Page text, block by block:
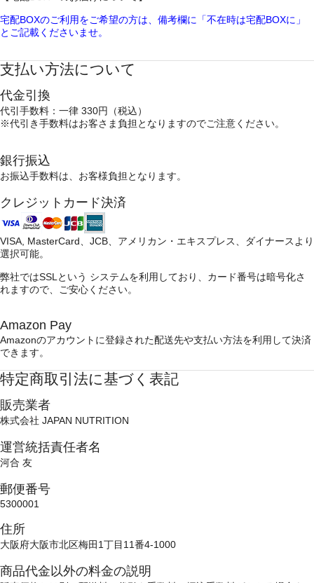
宅配BOXのご利用をご希望の方は、備考欄に「不在時は宅配BOXに」
とご記載くださいませ。
支払い方法について
代金引換
代引手数料：一律 330円（税込）
※代引き手数料はお客さま負担となりますのでご注意ください。
銀行振込
お振込手数料は、お客様負担となります。
クレジットカード決済
VISA, MasterCard、JCB、アメリカン・エキスプレス、ダイナースより
選択可能。
弊社ではSSLという システムを利用しており、カード番号は暗号化さ
れますので、ご安心ください。
Amazon Pay
Amazonのアカウントに登録された配送先や支払い方法を利用して決済
できます。
特定商取引法に基づく表記
販売業者
株式会社 JAPAN NUTRITION
運営統括責任者名
河合 友
郵便番号
5300001
住所
大阪府大阪市北区梅田1丁目11番4-1000
商品代金以外の料金の説明